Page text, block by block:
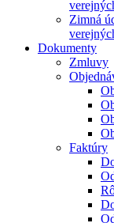
Zimná
Dokumenty
Zmluvy
Faktúry